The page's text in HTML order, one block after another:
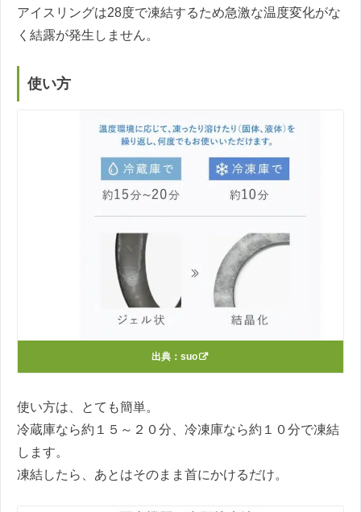
アイスリングは28度で凍結するため急激な温度変化がな
く結露が発生しません。
使い方
出典： suo
使い方は、とても簡単。
冷蔵庫なら約１５～２０分、冷凍庫なら約１０分で凍結
します。
凍結したら、あとはそのまま首にかけるだけ。